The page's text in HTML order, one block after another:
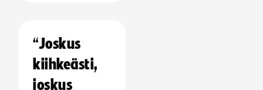
“Joskus
kiihkeästi,
joskus